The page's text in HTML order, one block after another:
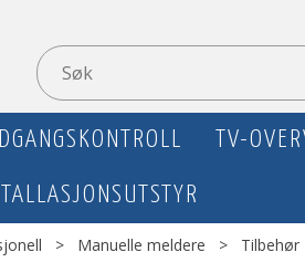
TV-
> Manuelle meldere > Tilbehør